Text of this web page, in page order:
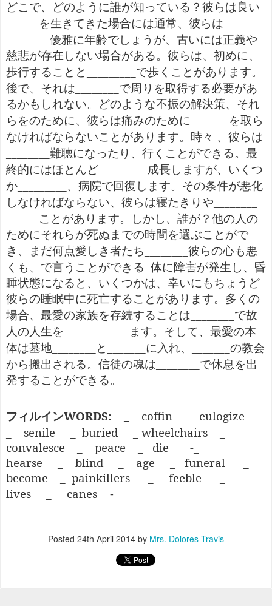
どこで、どのように誰が知っている？彼らは良い
を生きてきた場合には通常、彼らは
優雅に年齢でしょうが、古いには正義や
慈悲が存在しない場合がある。彼らは、初めに、
歩行することと
で歩くことがあります。
後で、それは
で周りを取得する必要があ
るかもしれない。どのような不振の解決策、それ
らをのために、彼らは痛みのために
を取ら
なければならないことがあります。時々 、彼らは
難聴になったり、行くことができる。最
終的にはほとんど
成長しますが、いくつ
か
、病院で回復します。その条件が悪化
しなければならない、彼らは寝たきりや
ことがあります。しかし、誰が？他の人の
ためにそれらが死ぬまでの時間を選ぶことがで
き、まだ何点愛しき者たち
彼らの心も悪
くも、で言うことができる 体に障害が発生し、昏
睡状態になると、いくつかは、幸いにもちょうど
彼らの睡眠中に死亡することがあります。多くの
場合、最愛の家族を存続することは
で故
人の人生を
ます。そして、最愛の本
体は墓地
と に入れ、
の教会
から搬出される。信徒の魂は
で休息を出
発することができる。
フィルインWORDS: coffin
eulogize
senile buried _ wheelchairs
convalesce
peace die
-_
hearse
blind age funeral
become
painkillers feeble
lives
canes -
Posted 24th April 2014 by Mrs. Dolores Travis